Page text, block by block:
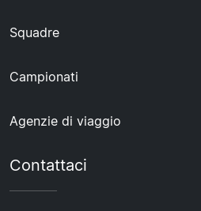
Squadre
Campionati
Agenzie di viaggio
Contattaci